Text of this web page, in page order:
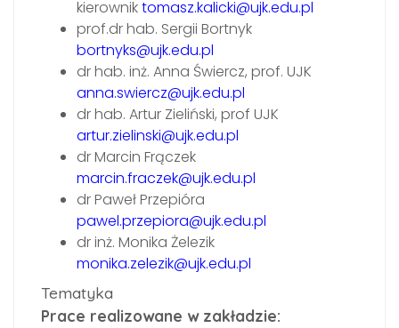
kierowniktomasz.kalicki@ujk.edu.pl
prof.dr hab. Sergii Bortnyk
bortnyks@ujk.edu.pl
dr hab. inż. Anna Świercz, prof. UJK
anna.swiercz@ujk.edu.pl
dr hab. Artur Zieliński, prof UJK
artur.zielinski@ujk.edu.pl
dr Marcin Frączek
marcin.fraczek@ujk.edu.pl
dr Paweł Przepióra
pawel.przepiora@ujk.edu.pl
dr inż. Monika Żelezik
monika.zelezik@ujk.edu.pl
Tematyka
Prace realizowane w zakładzie: